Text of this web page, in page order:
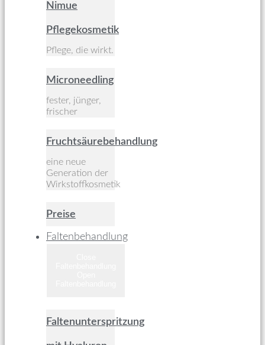
Nimue
Pflegekosmetik
Pflege, die wirkt.
Microneedling
fester, jünger,
frischer
Fruchtsäurebehandlung
eine neue
Generation der
Wirkstoffkosmetik
Preise
Faltenbehandlung
Faltenunterspritzung